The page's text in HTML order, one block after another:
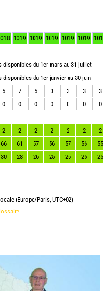
1019 1019 1019 1019 1019
disponibles du 1er mars au 31 juillet
disponibles du 1er janvier au 30 juin
5 7 5 3 3 3
3
0 0 0 0 0 0 0
2 2 2 2 2 2
2
66 61 57 56 57 56
55
30 28 26 25 26 25 25
(Europe/Paris, UTC+02)